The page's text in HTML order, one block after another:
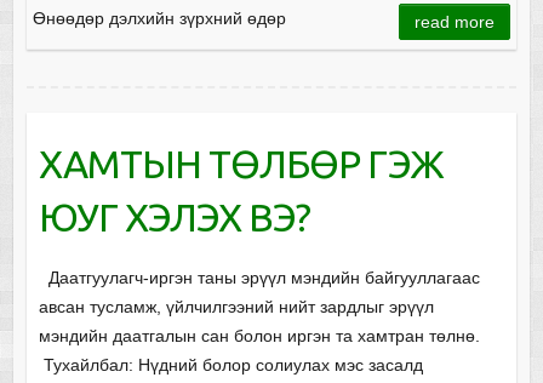
Өнөөдөр дэлхийн зүрхний өдөр read more
ХАМТЫН ТӨЛБӨР ГЭЖ
ЮУГ ХЭЛЭХ ВЭ?
Даатгуулагч-иргэн таны эрүүл мэндийн байгууллагаас
авсан тусламж, үйлчилгээний нийт зардлыг эрүүл
мэндийн даатгалын сан болон иргэн та хамтран төлнө.
Тухайлбал: Нүдний болор солиулах мэс засалд